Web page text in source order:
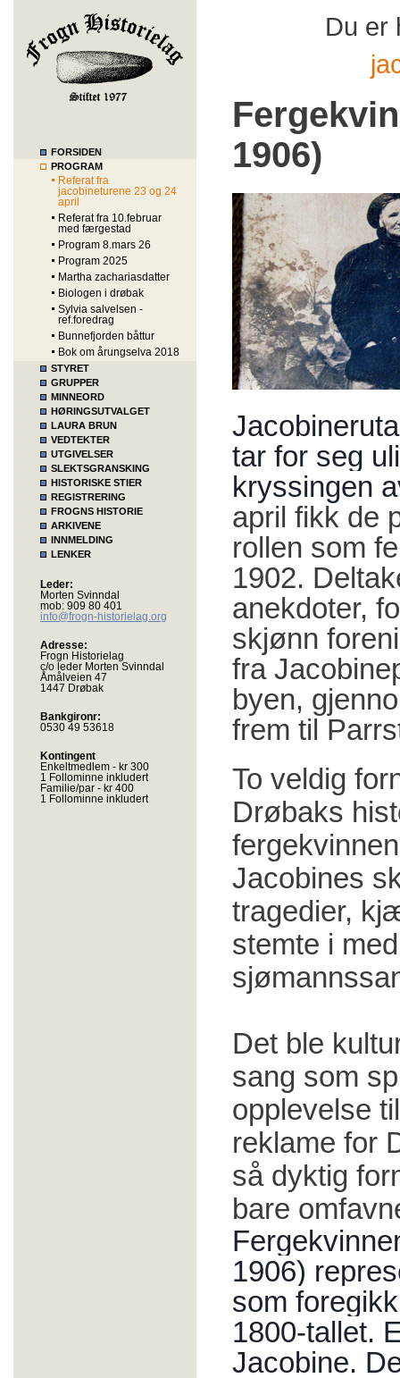
FORSIDEN
PROGRAM
Referat fra
jacobineturene 23 og 24
april
Referat fra 10.februar
med færgestad
Program 8.mars 26
Program 2025
Martha zachariasdatter
Biologen i drøbak
Sylvia salvelsen -
ref.foredrag
Bunnefjorden båttur
Bok om årungselva 2018
STYRET
GRUPPER
MINNEORD
HØRINGSUTVALGET
LAURA BRUN
VEDTEKTER
UTGIVELSER
SLEKTSGRANSKING
HISTORISKE STIER
REGISTRERING
FROGNS HISTORIE
ARKIVENE
INNMELDING
LENKER
Leder:
Morten Svinndal
mob: 909 80 401
info@frogn-historielag.org
Adresse:
Frogn Historielag
c/o leder Morten Svinndal
Åmålveien 47
1447 Drøbak
Bankgironr:
0530 49 53618
Kontingent
Enkeltmedlem - kr 300
1 Follominne inkludert
Familie/par - kr 400
1 Follominne inkludert
Du er
1906)
tar for seg
kryssingen
april fikk de
rollen som
1902.
anekdoter,
skjønn
fra
byen,
frem til
To veldig
Drøbaks
Jacobines
tragedier,
stemte i
Det ble
sang som
opplevelse
reklame for
så dyktig
bare
1906)
som
1800-tallet.
Jacobine.